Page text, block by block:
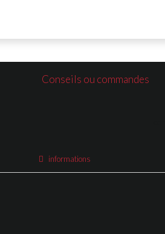
Conseils ou commandes
informations